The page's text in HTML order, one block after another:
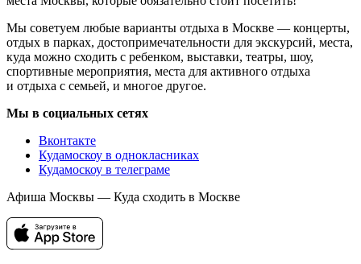
Мы советуем любые варианты отдыха в Москве — концерты,
отдых в парках, достопримечательности для экскурсий, места,
куда можно сходить с ребенком, выставки, театры, шоу,
спортивные мероприятия, места для активного отдыха
и отдыха с семьей, и многое другое.
Мы в социальных сетях
Вконтакте
Кудамоскоу в однокласниках
Кудамоскоу в телеграме
Афиша Москвы — Куда сходить в Москве